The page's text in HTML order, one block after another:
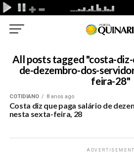
All posts tagged "costa-
de-dezembro-dos-
feira-28"
COTIDIANO 8 anos ago
Costa diz que paga salário de
nesta sexta-feira, 28
ADVERTISEMENT